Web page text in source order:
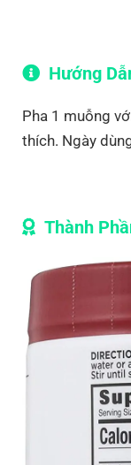
Hướng
Pha 1 muỗng
thích. Ngày
Thành